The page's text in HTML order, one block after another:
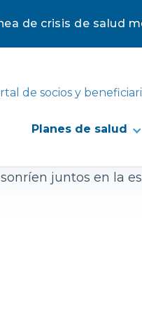
de crisis de salud
de socios y
Planes de salud